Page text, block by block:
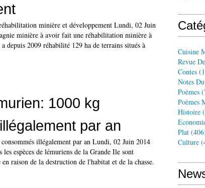
minière et développement Lundi, 02 Juin
minière à avoir fait une réhabilitation minière à
depuis 2009 réhabilité 129 ha de terrains situés à
1000 kg
par an
illégalement par an Lundi, 02 Juin 2014
espèces de lémuriens de la Grande Ile sont
raison de la destruction de l'habitat et de la chasse.
Cuisine
Revue
Contes
Notes Du
Poèmes
Poèmes
Histoire
Plat
Culture